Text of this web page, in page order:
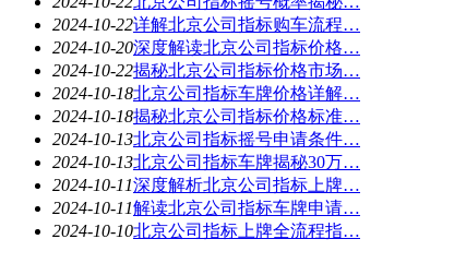
2024-10-22详解北京公司指标购车流程…
2024-10-20深度解读北京公司指标价格…
2024-10-22揭秘北京公司指标价格市场…
2024-10-18北京公司指标车牌价格详解…
2024-10-18揭秘北京公司指标价格标准…
2024-10-13北京公司指标摇号申请条件…
2024-10-13北京公司指标车牌揭秘30万…
2024-10-11深度解析北京公司指标上牌…
2024-10-11解读北京公司指标车牌申请…
2024-10-10北京公司指标上牌全流程指…